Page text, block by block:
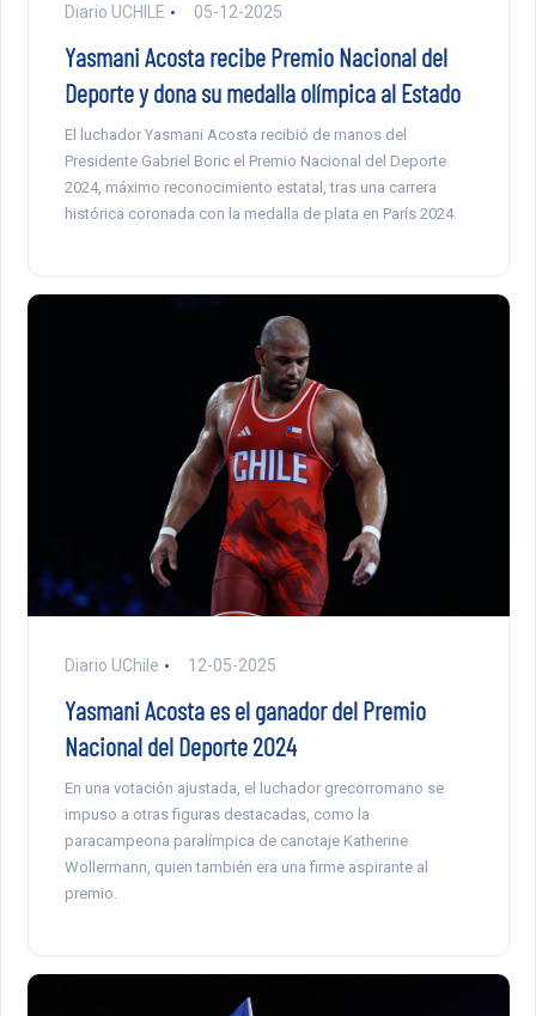
Diario UCHILE 05-12-2025
Yasmani Acosta recibe Premio Nacional del
Deporte y dona su medalla olímpica al Estado
El luchador Yasmani Acosta recibió de manos del
Presidente Gabriel Boric el Premio Nacional del Deporte
2024, máximo reconocimiento estatal, tras una carrera
histórica coronada con la medalla de plata en París 2024.
Diario UChile 12-05-2025
Yasmani Acosta es el ganador del Premio
Nacional del Deporte 2024
En una votación ajustada, el luchador grecorromano se
impuso a otras figuras destacadas, como la
paracampeona paralímpica de canotaje Katherine
Wollermann, quien también era una firme aspirante al
premio.